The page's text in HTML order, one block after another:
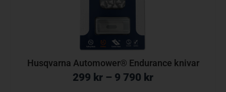
Husqvarna Automower® Endurance knivar
299 kr – 9 790 kr